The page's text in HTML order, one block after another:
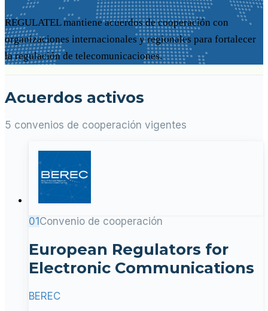
REGULATEL mantiene acuerdos de cooperación con
organizaciones internacionales y regionales para fortalecer
la regulación de telecomunicaciones.
Acuerdos activos
5 convenios de cooperación vigentes
01 Convenio de cooperación
European Regulators for
Electronic Communications
BEREC